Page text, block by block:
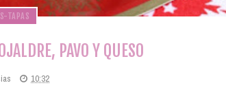
TAPAS
PAVO Y QUESO
10:32